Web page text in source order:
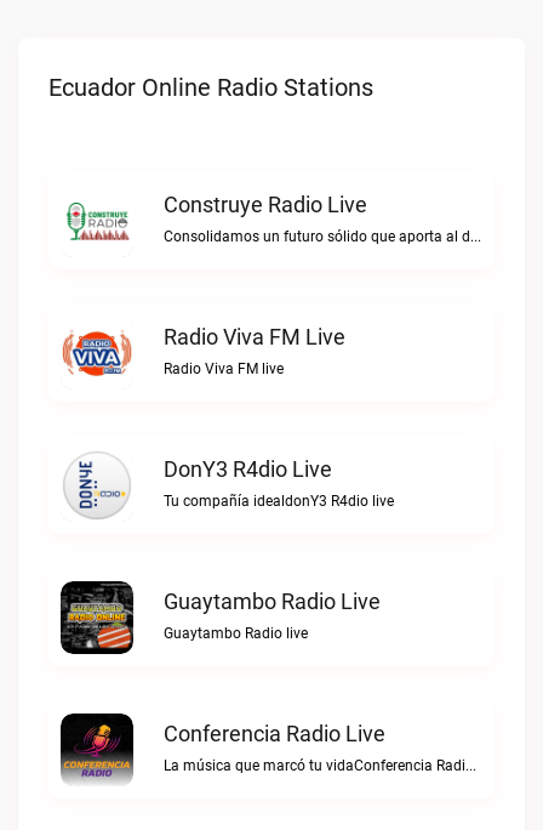
Ecuador Online Radio Stations
Construye Radio Live
Consolidamos un futuro sólido que aporta al desarrollo.Construye Radio live
Radio Viva FM Live
Radio Viva FM live
DonY3 R4dio Live
Tu compañía idealdonY3 R4dio live
Guaytambo Radio Live
Guaytambo Radio live
Conferencia Radio Live
La música que marcó tu vidaConferencia Radio live